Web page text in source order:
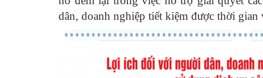
dân, doanh nghiệp tiết kiệm được thời gian